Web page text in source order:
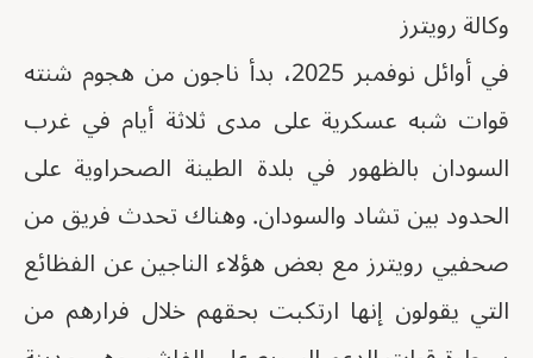
وكالة رويترز
في أوائل نوفمبر 2025، بدأ ناجون من هجوم شنته
قوات شبه عسكرية على مدى ثلاثة أيام في غرب
السودان بالظهور في بلدة الطينة الصحراوية على
الحدود بين تشاد والسودان. وهناك تحدث فريق من
صحفيي رويترز مع بعض هؤلاء الناجين عن الفظائع
التي يقولون إنها ارتكبت بحقهم خلال فرارهم من